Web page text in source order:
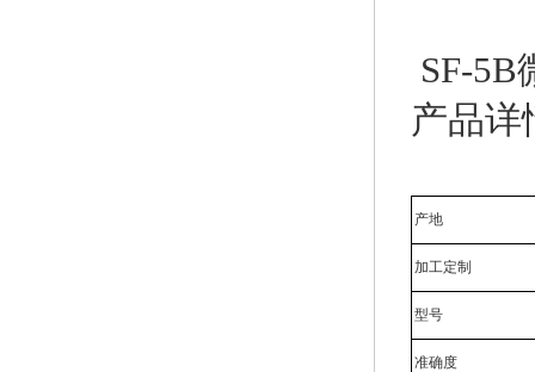
SF-5B
产品详
产地
加工定制
型号
准确度